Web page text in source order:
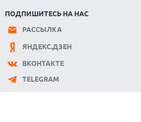
ПОДПИШИТЕСЬ НА НАС
РАССЫЛКА
ЯНДЕКС.ДЗЕН
ВКОНТАКТЕ
TELEGRAM